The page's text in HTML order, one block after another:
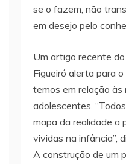
se o fazem, não
em desejo pelo
Um artigo recente
Figueiró alerta para
temos em relação às
adolescentes.
mapa da realidade a
vividas na infância”,
A construção de um